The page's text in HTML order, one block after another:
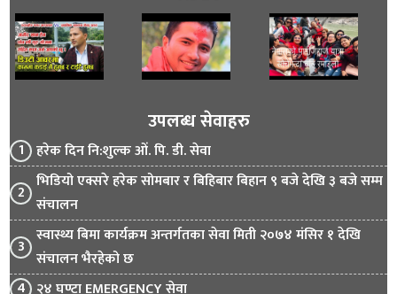
उपलब्ध सेवाहरु
हरेक दिन नि:शुल्क ओं. पि. डी. सेवा
भिडियो एक्सरे हरेक सोमबार र बिहिबार बिहान ९ बजे देखि ३ बजे सम्म
संचालन
स्वास्थ्य बिमा कार्यक्रम अन्तर्गतका सेवा मिती २०७४ मंसिर १ देखि
संचालन भैरहेको छ
२४ घण्टा EMERGENCY सेवा